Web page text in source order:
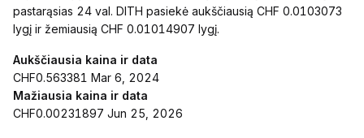
pastarąsias 24 val. DITH pasiekė aukščiausią CHF 0.0103073
lygį ir žemiausią CHF 0.01014907 lygį.
Aukščiausia kaina ir data
CHF0.563381 Mar 6, 2024
Mažiausia kaina ir data
CHF0.00231897 Jun 25, 2026